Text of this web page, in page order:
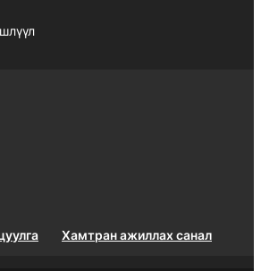
Хамтран ажиллах санал